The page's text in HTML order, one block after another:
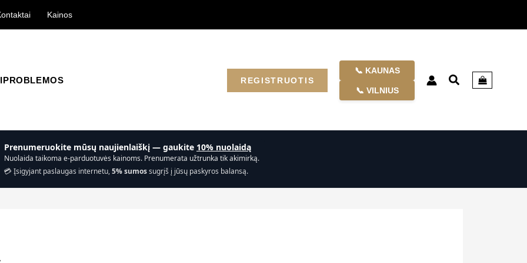
Kainos
PROBLEMOS REGISTRUOTIS
📞 KAUNAS
📞 VILNIUS
Prenumeruokite mūsų naujienlaiškį — gaukite 10% nuolaidą
Nuolaida taikoma e-parduotuvės kainoms. Prenumerata užtrunka tik akimirką.
💳 Įsigyjant paslaugas internetu,5% sumossugrįš į jūsų paskyros balansą.